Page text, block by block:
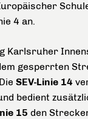
4 an.
Karlsruher
gesperrten
SEV-Linie 14
bedient
15 den